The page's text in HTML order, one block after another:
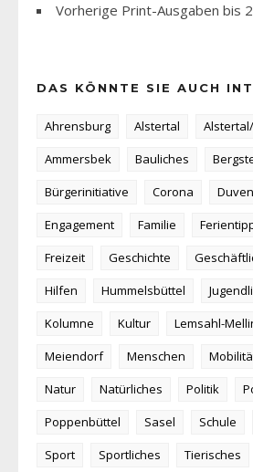
Vorherige Print-Ausgaben bis
DAS KÖNNTE SIE AUCH
Ahrensburg Alstertal
Ammersbek
Bauliches
Bürgerinitiative
Corona
Engagement
Familie
Freizeit
Geschichte
Hilfen
Hummelsbüttel
Kolumne
Kultur
Lemsahl-
Meiendorf
Menschen
Natur
Natürliches Politik
Poppenbüttel
Sasel Schule
Sport
Sportliches Tierisches